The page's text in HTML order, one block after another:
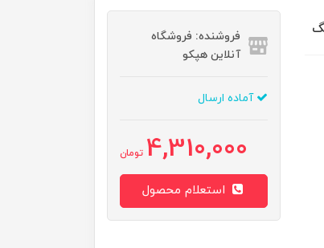
فروشنده: فروشگاه
آنلاین هپکو
آماده ارسال
4,310,000 تومان